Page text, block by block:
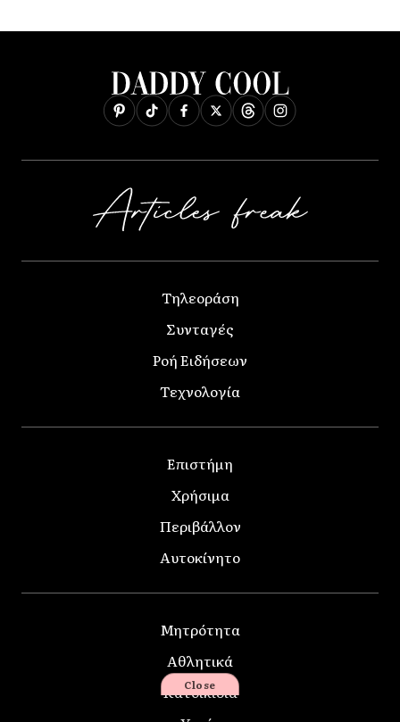
Τηλεοράση
Συνταγές
Ροή Ειδήσεων
Τεχνολογία
Επιστήμη
Χρήσιμα
Περιβάλλον
Αυτοκίνητο
Μητρότητα
Αθλητικά
Κατοικίδια
Close